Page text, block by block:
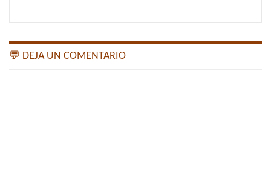
💬 DEJA UN COMENTARIO